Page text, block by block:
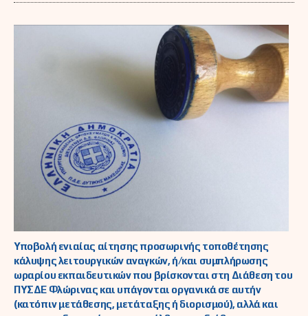
Υποβολή ενιαίας αίτησης προσωρινής τοποθέτησης
κάλυψης λειτουργικών αναγκών, ή/και συμπλήρωσης
ωραρίου εκπαιδευτικών που βρίσκονται στη Διάθεση του
ΠΥΣΔΕ Φλώρινας και υπάγονται οργανικά σε αυτήν
(κατόπιν μετάθεσης, μετάταξης ή διορισμού), αλλά και